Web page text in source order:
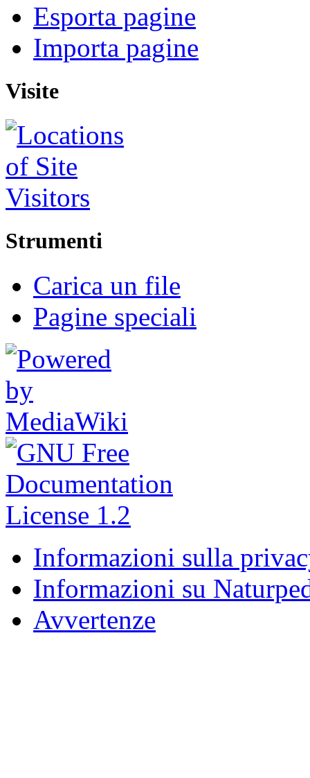
Esporta pagine
Importa pagine
Visite
Strumenti
Carica un file
Pagine speciali
Informazioni sulla
Informazioni su
Avvertenze